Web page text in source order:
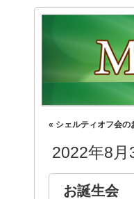
« シェルティオフ会の
2022年8月
お誕生会